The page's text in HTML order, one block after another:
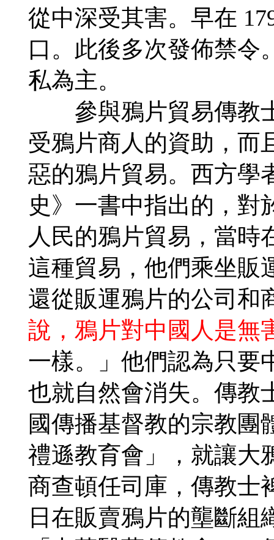
從中深受其害。早在
口。此後多次發佈禁令
私為主。
參與鴉片貿易傳教
受鴉片商人的資助，而
惡的鴉片貿易。西方學
史》一書中指出的，對
人民的鴉片貿易，當時
這種貿易，他們乘坐販
還從販運鴉片的公司和
說，鴉片對中國人是無
一樣。」他們認為只要
也就自然會消失。傳教
國傳播基督教的宗教團
禮遜教育會」，就讓大
商查頓任司庫，傳教士
日在販賣鴉片的壟斷組